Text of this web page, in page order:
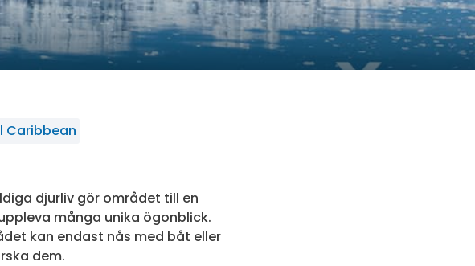
Caribbean
djurliv gör området till en
många unika ögonblick.
kan endast nås med båt eller
dem.